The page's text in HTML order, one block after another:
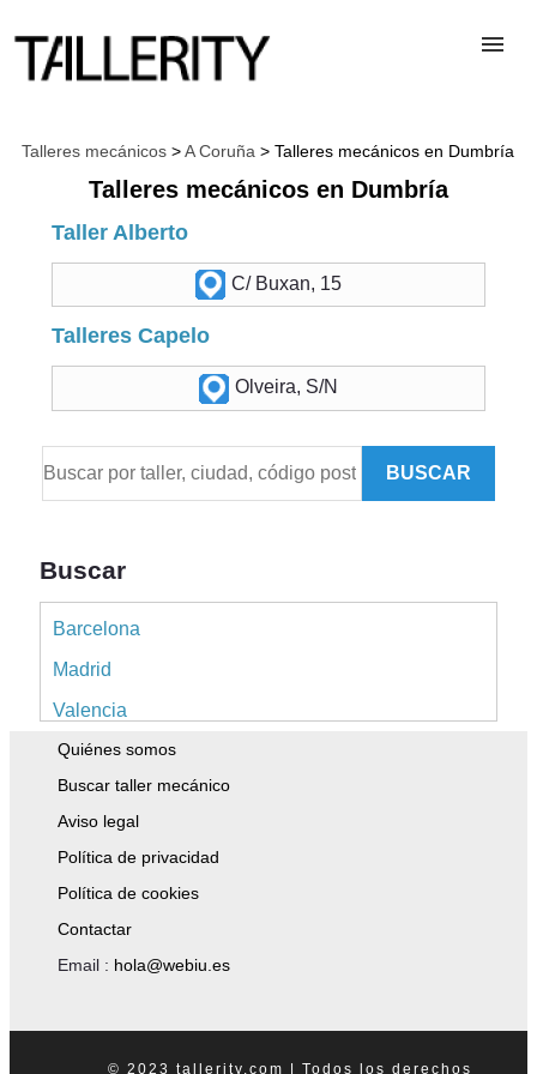
TALLERES
DESGUACES
PARA PROFESIONALES
ALTA TALLER
Talleres mecánicos >A Coruña > Talleres mecánicos en Dumbría
Talleres mecánicos en Dumbría
Taller Alberto
C/ Buxan, 15
Talleres Capelo
Olveira, S/N
BUSCAR
Buscar
Barcelona
Madrid
Valencia
Alicante
Sevilla
Málaga
Islas Baleares
Tenerife
Quiénes somos
Buscar taller mecánico
Aviso legal
Política de privacidad
Política de cookies
Contactar
Email : hola@webiu.es
© 2023 tallerity.com | Todos los derechos